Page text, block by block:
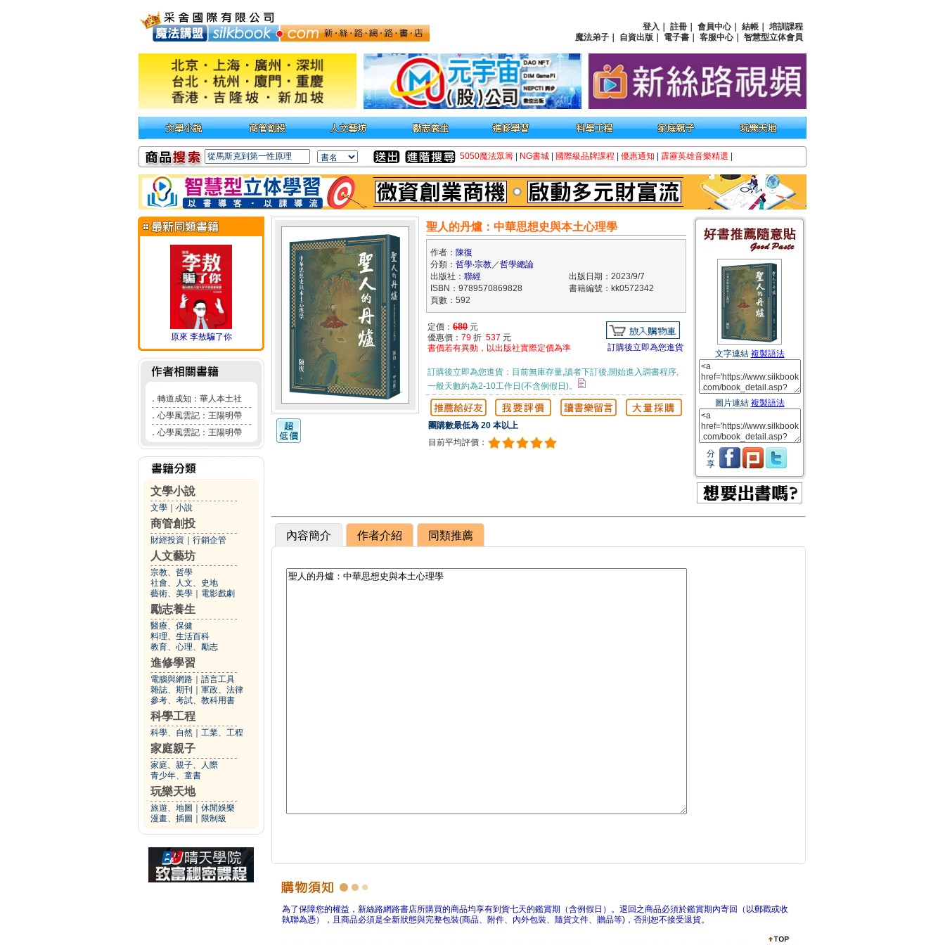
登入 註冊 會員中心｜ 結帳
培訓課程
魔法弟子
自資出版 電子書 客服中心｜ 智慧型立体會員
5050魔法眾籌 NG書城 國際級品牌課程 優惠通知 霹靂英雄音樂精選
原來 李敖騙了你
． 轉道成知：華人本土社
． 心學風雲記：王陽明帶
． 心學風雲記：王陽明帶
文學小說
文學 小說
商管創投
財經投資 行銷企管
人文藝坊
宗教、哲學
社會、人文、史地
藝術、美學
電影戲劇
勵志養生
醫療、保健
料理、生活百科
教育、心理、勵志
進修學習
電腦與網路
語言工具
雜誌、期刊
軍政、法律
參考、考試、教科用書
科學工程
科學、自然 工業、工程
家庭親子
家庭、親子、人際
青少年、童書
玩樂天地
旅遊、地圖
休閒娛樂
漫畫、插圖
限制級
聖人的丹爐：中華思想史與本土心理學
作者： 陳復
分類： 哲學‧宗教／哲學總論
出版社： 聯經
出版日期：2023/9/7
ISBN：9789570869828
書籍編號：kk0572342
頁數：592
定價： 680 元
優惠價： 79 折 537 元
書價若有異動，以出版社實際定價為準
訂購後立即為您進貨
訂購後立即為您進貨：目前無庫存量,讀者下訂後,開始進入調書程序,
一般天數約為2-10工作日(不含例假日)。
團購數最低為 20 本以上
目前平均評價：
文字連結 複製語法
圖片連結 複製語法
分
享
內容簡介 作者介紹 同類推薦
為了保障您的權益，新絲路網路書店所購買的商品均享有到貨七天的鑑賞期（含例假日）。退回之商品必須於鑑賞期內寄回（以郵戳或收
執聯為憑），且商品必須是全新狀態與完整包裝(商品、附件、內外包裝、隨貨文件、贈品等)，否則恕不接受退貨。